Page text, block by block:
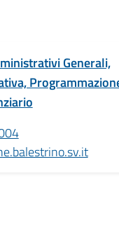
Generali,